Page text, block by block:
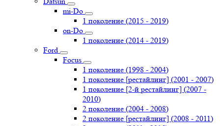
mi-Do
1 поколение (2015 - 2019)
on-Do
1 поколение (2014 - 2019)
Ford
Focus
1 поколение (1998 - 2004)
1 поколение [рестайлинг] (2001 - 2007)
1 поколение [2-й рестайлинг] (2007 -
2010)
2 поколение (2004 - 2008)
2 поколение [рестайлинг] (2008 - 2011)